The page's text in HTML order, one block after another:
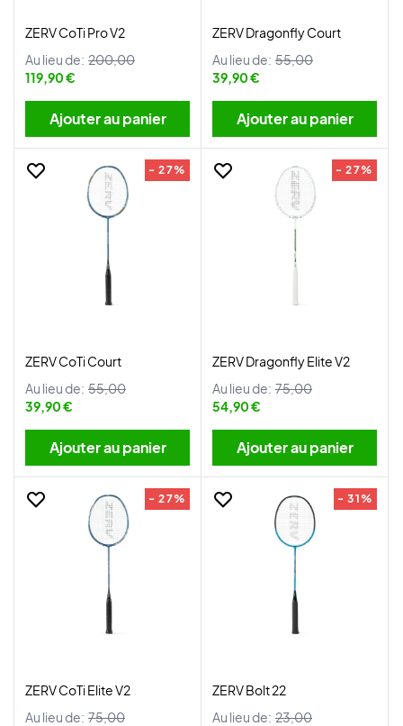
ZERV CoTi Pro V2
Au lieu de: 200,00
119,90 €
Ajouter au panier
ZERV Dragonfly Court
Au lieu de: 55,00
39,90 €
Ajouter au panier
- 27%
ZERV CoTi Court
Au lieu de: 55,00
39,90 €
Ajouter au panier
- 27%
ZERV Dragonfly Elite V2
Au lieu de: 75,00
54,90 €
Ajouter au panier
- 27%
ZERV CoTi Elite V2
Au lieu de: 75,00
- 31%
ZERV Bolt 22
Au lieu de: 23,00